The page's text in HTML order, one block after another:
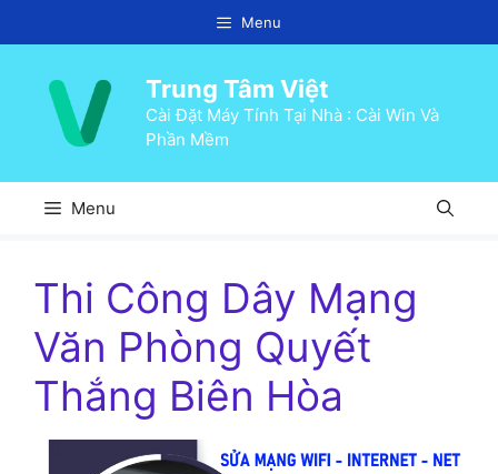
đến
Menu
Trung Tâm Việt
Cài Đặt Máy Tính Tại Nhà : Cài Win Và
Phần Mềm
Menu
Thi Công Dây Mạng
Văn Phòng Quyết
Thắng Biên Hòa